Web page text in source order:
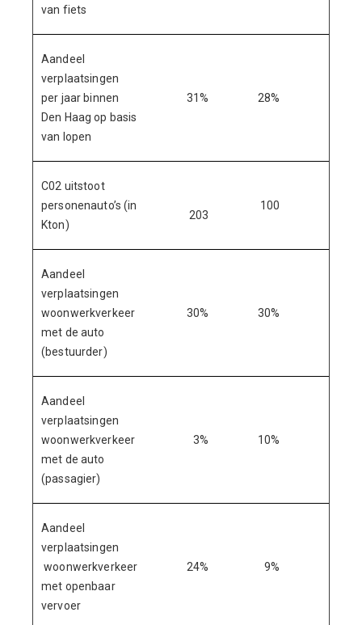
van fiets
Aandeel
verplaatsingen
per jaar binnen
Den Haag op basis
van lopen
31% 28%
C02 uitstoot
personenauto’s (in
Kton)
203
100
Aandeel
verplaatsingen
woonwerkverkeer
met de auto
(bestuurder)
30% 30%
Aandeel
verplaatsingen
woonwerkverkeer
met de auto
(passagier)
3% 10%
Aandeel
verplaatsingen
woonwerkverkeer
met openbaar
vervoer
24% 9%